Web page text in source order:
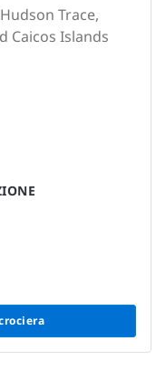
Trace,
Caicos Islands